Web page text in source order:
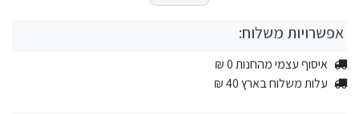
אפשרויות משלוח:
איסוף עצמי מהחנות 0 ₪
עלות משלוח בארץ 40 ₪